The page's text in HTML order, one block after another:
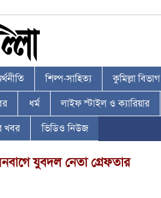
শিল্প-সাহিত্য কুমিল্লা বিভাগ
ধর্ম লাইফ স্টাইল ও ক্যারিয়ার
খবর ভিডিও নিউজ
যুবদল নেতা গ্রেফতার